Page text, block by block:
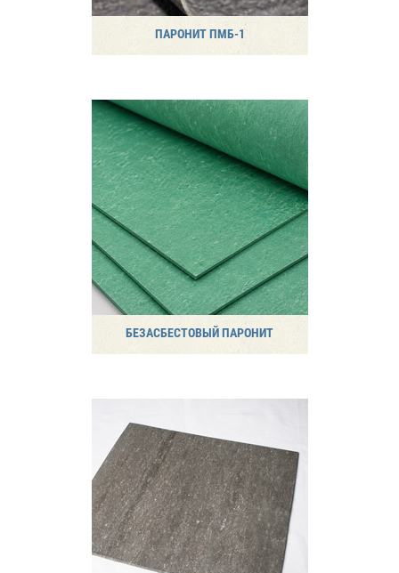
ПАРОНИТ ПМБ-1
БЕЗАСБЕСТОВЫЙ ПАРОНИТ